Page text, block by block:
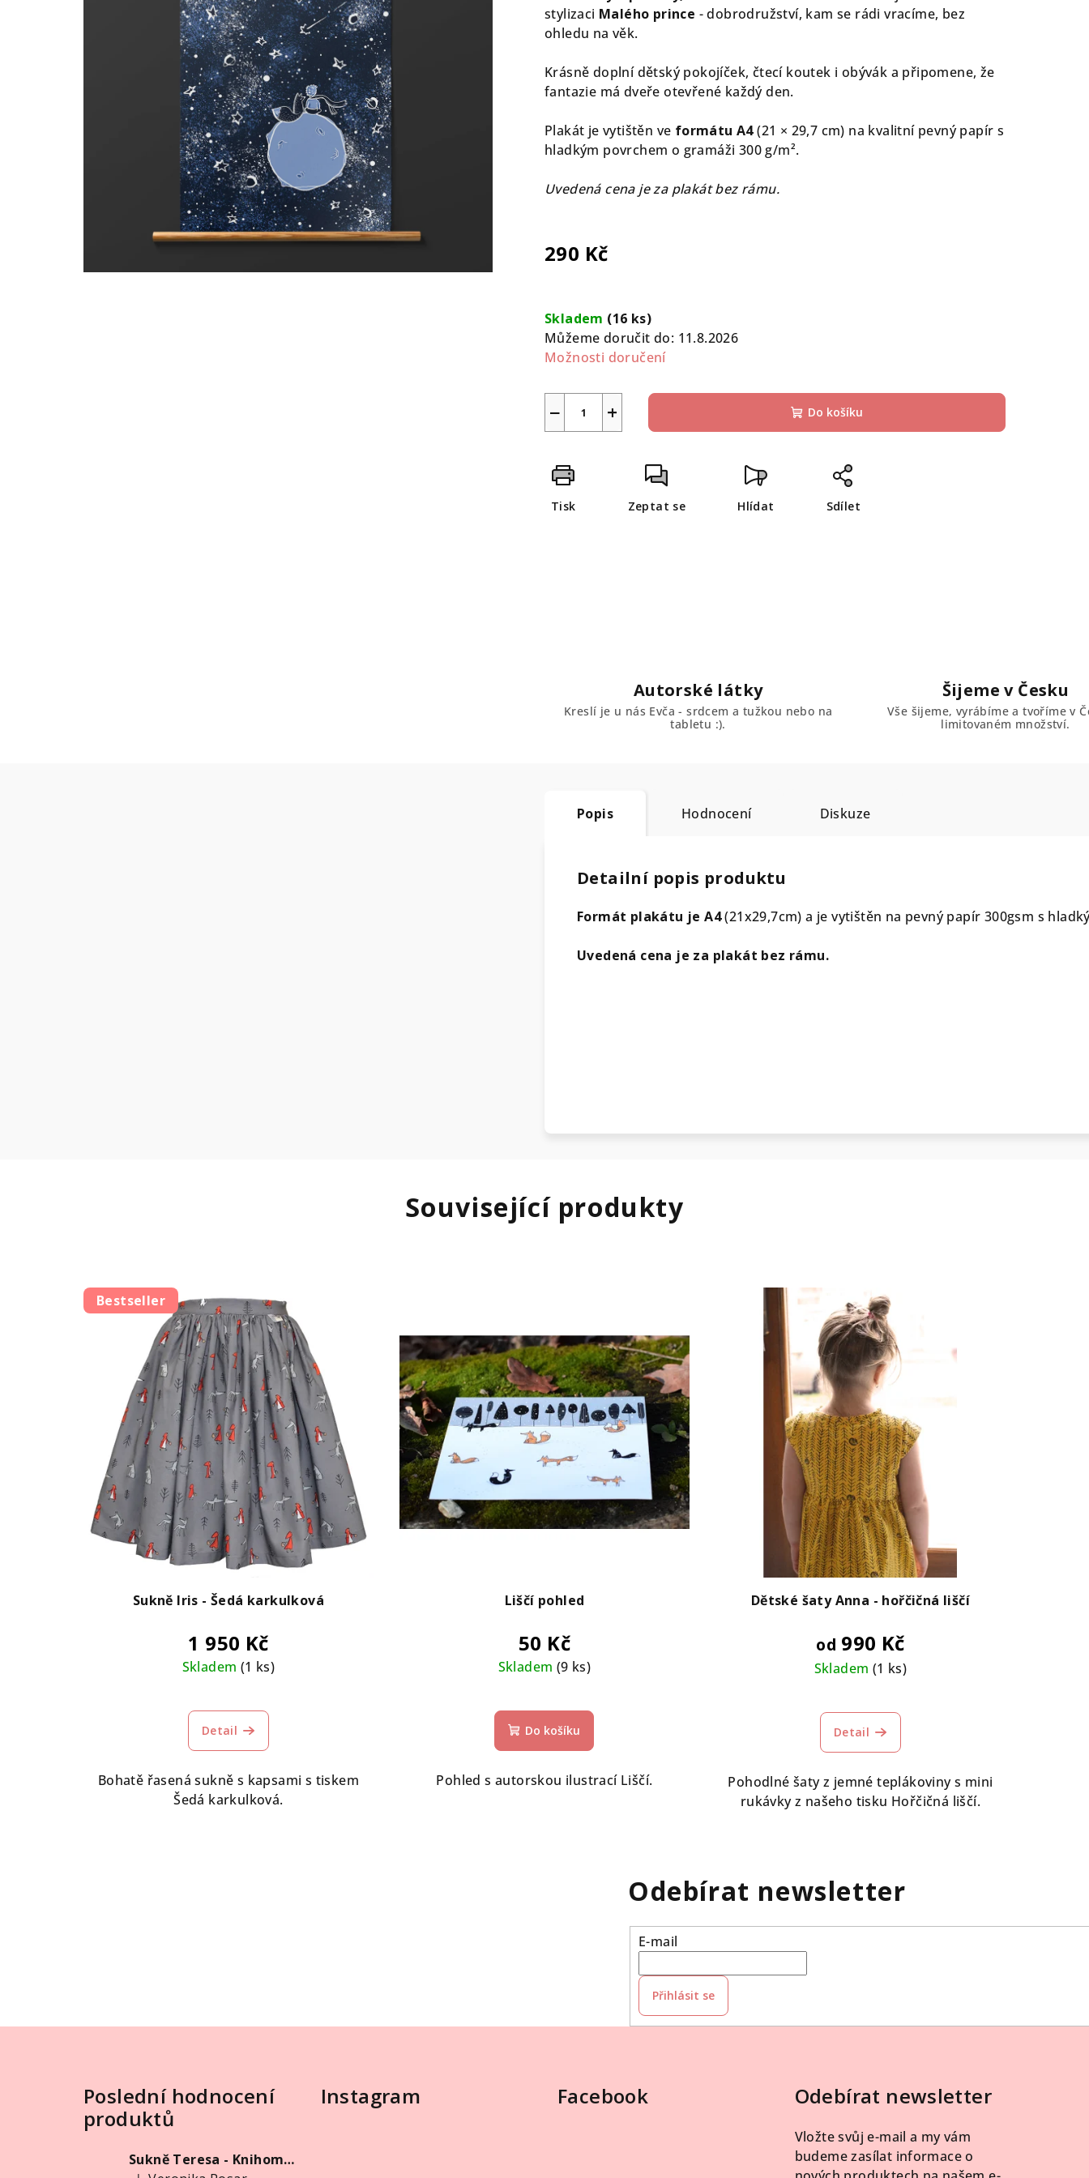
0,0
hvězdiček.
stylizaci Malého prince - dobrodružství, kam se rádi vracíme, bez
ohledu na věk.
Krásně doplní dětský pokojíček, čtecí koutek i obývák a připomene, že
fantazie má dveře otevřené každý den.
Plakát je vytištěn ve formátu A4(21 × 29,7 cm) na kvalitní pevný papír s
hladkým povrchem o gramáži 300 g/m².
Uvedená cena je za plakát bez rámu.
290 Kč
cena:
Skladem (16 ks)
Můžeme doručit do: 11.8.2026
Možnosti doručení
+
− Do košíku
Tisk Zeptat se Hlídat Sdílet
Autorské látky
Kreslí je u nás Evča - srdcem a tužkou nebo na
tabletu :).
Šijeme v Česku
Vše šijeme, vyrábíme a tvoříme v
limitovaném množství.
Popis Hodnocení Diskuze
Detailní popis produktu
Formát plakátu je A4(21x29,7cm) a je vytištěn na pevný papír 300gsm s
Uvedená cena je za plakát bez rámu.
Související produkty
Bestseller
Sukně Iris - Šedá karkulková
1 950 Kč
Skladem (1 ks)
Detail
Bohatě řasená sukně s kapsami s tiskem
Šedá karkulková.
Liščí pohled
50 Kč
Skladem (9 ks)
Do košíku
Pohled s autorskou ilustrací Liščí.
Dětské šaty Anna - hořčičná liščí
od 990 Kč
Skladem (1 ks)
Detail
Pohodlné šaty z jemné teplákoviny s mini
rukávky z našeho tisku Hořčičná liščí.
Odebírat newsletter
E-mail
Přihlásit se
Poslední hodnocení
produktů
Sukně Teresa - Knihomolka
Instagram Facebook Odebírat newsletter
Vložte svůj e-mail a my vám
budeme zasílat informace o